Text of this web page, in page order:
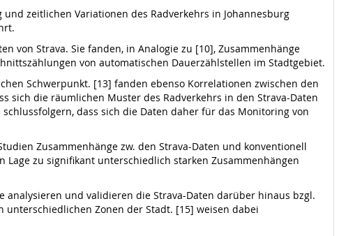
zeitlichen Variationen des Radverkehrs in Johannesburg
von Strava. Sie fanden, in Analogie zu [10], Zusammenhänge
von automatischen Dauerzählstellen im Stadtgebiet.
Schwerpunkt. [13] fanden ebenso Korrelationen zwischen den
sich die räumlichen Muster des Radverkehrs in den Strava-Daten
dass sich die Daten daher für das Monitoring von
Zusammenhänge zw. den Strava-Daten und konventionell
zu signifikant unterschiedlich starken Zusammenhängen
und validieren die Strava-Daten darüber hinaus bzgl.
Zonen der Stadt. [15] weisen dabei